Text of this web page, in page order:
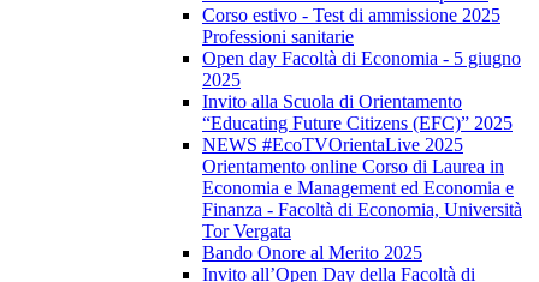
Corso estivo - Test di ammissione 2025
Professioni sanitarie
Open day Facoltà di Economia - 5 giugno
2025
Invito alla Scuola di Orientamento
“Educating Future Citizens (EFC)” 2025
NEWS #EcoTVOrientaLive 2025
Orientamento online Corso di Laurea in
Economia e Management ed Economia e
Finanza - Facoltà di Economia, Università
Tor Vergata
Bando Onore al Merito 2025
Invito all’Open Day della Facoltà di